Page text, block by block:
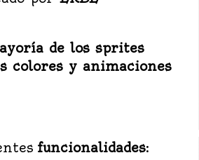
de los sprites
colores y animaciones
funcionalidades: